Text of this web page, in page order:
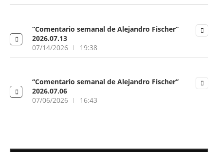
“Comentario semanal de Alejandro Fischer”
2026.07.13
07/14/2026
19:38
“Comentario semanal de Alejandro Fischer”
2026.07.06
07/06/2026
16:43